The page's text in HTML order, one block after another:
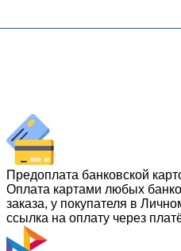
Предоплата банковской
Оплата картами любых
заказа, у покупателя в
ссылка на оплату через